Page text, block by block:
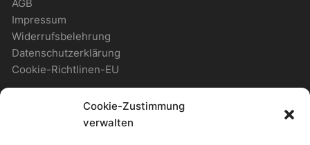
Cookie-Zustimmung
verwalten
AGB
Impressum
Widerrufsbelehrung
Datenschutzerklärung
Cookie-Richtlinen-EU
WICHTIGES